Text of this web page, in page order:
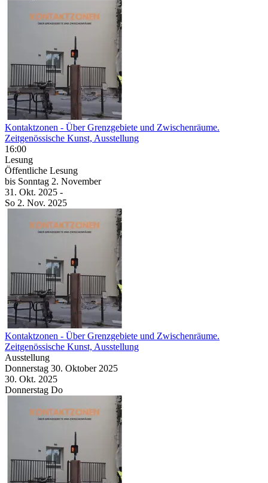
Kontaktzonen - Über Grenzgebiete und Zwischenräume.
Zeitgenössische Kunst, Ausstellung
16:00
Lesung
Öffentliche Lesung
bis Sonntag 2. November
31. Okt. 2025 -
So 2. Nov. 2025
Kontaktzonen - Über Grenzgebiete und Zwischenräume.
Zeitgenössische Kunst, Ausstellung
Ausstellung
Donnerstag 30. Oktober 2025
30. Okt. 2025
Donnerstag Do